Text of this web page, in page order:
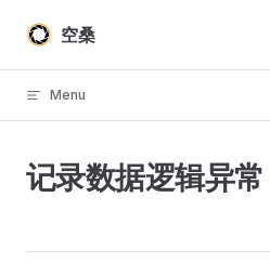
Skip to content
空桑
Menu
记录数据逻辑异常